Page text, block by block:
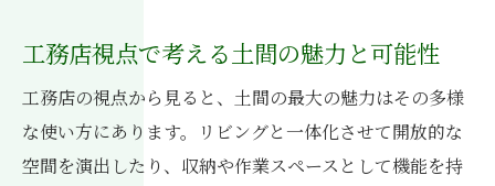
工務店の工夫が光る土間機能性の実例
工務店視点で考える土間の魅力と可能性
工務店の視点から見ると、土間の最大の魅力はその多様
な使い方にあります。リビングと一体化させて開放的な
空間を演出したり、収納や作業スペースとして機能を持